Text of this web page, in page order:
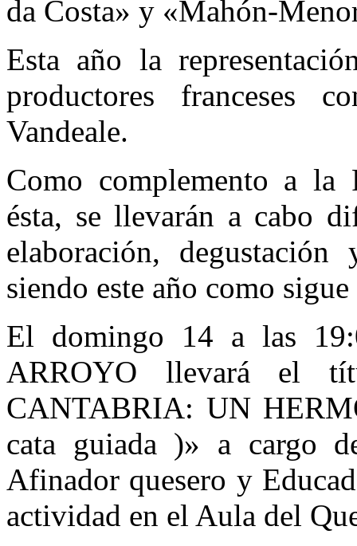
da Costa» y «Mahón-
Esta año la
productores franceses
Vandeale.
Como complemento a la
ésta, se llevarán a cabo
elaboración,
siendo este año como
El domingo 14 a las
ARROYO llevará el
CANTABRIA: UN
cata guiada )» a cargo
Afinador quesero y
actividad en el Aula del